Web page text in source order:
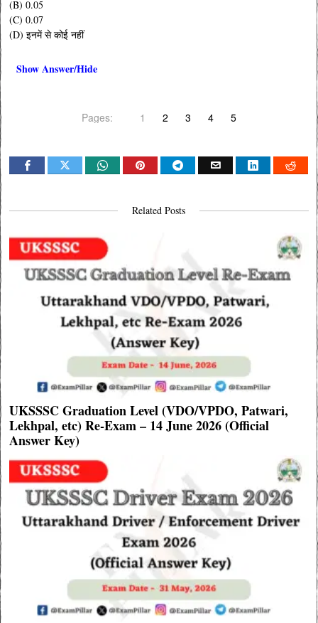
(B) 0.05
(C) 0.07
(D) इनमें से कोई नहीं
Show Answer/Hide
Pages: 1 2 3 4 5
Related Posts
UKSSSC Graduation Level (VDO/VPDO, Patwari,
Lekhpal, etc) Re-Exam – 14 June 2026 (Official
Answer Key)